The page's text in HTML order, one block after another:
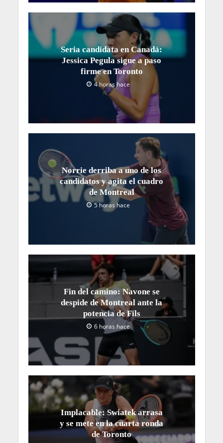
Seria candidata en Canadá:
Jessica Pegula sigue a paso
firme en Toronto
4 horas hace
Norrie derriba a uno de los
candidatos y agita el cuadro
de Montreal
5 horas hace
Fin del camino: Navone se
despide de Montreal ante la
potencia de Fils
6 horas hace
Implacable: Swiatek arrasa
y se mete en la cuarta ronda
de Toronto